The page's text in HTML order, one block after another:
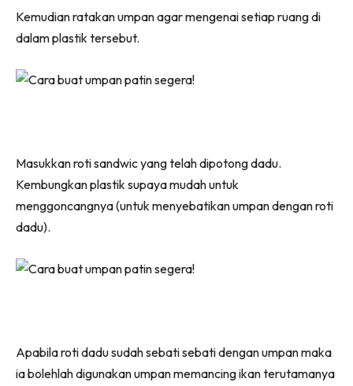
Kemudian ratakan umpan agar mengenai setiap ruang di
dalam plastik tersebut.
Masukkan roti sandwic yang telah dipotong dadu.
Kembungkan plastik supaya mudah untuk
menggoncangnya (untuk menyebatikan umpan dengan roti
dadu).
Apabila roti dadu sudah sebati sebati dengan umpan maka
ia bolehlah digunakan umpan memancing ikan terutamanya